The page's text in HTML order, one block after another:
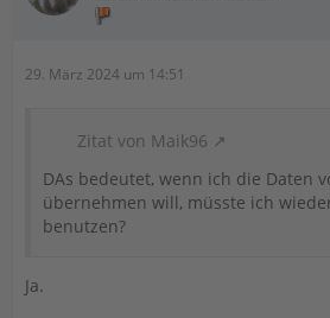
29. März 2024 um 14:51
Zitat von Maik96
DAs bedeutet, wenn ich die Daten
übernehmen will, müsste ich
benutzen?
Ja.